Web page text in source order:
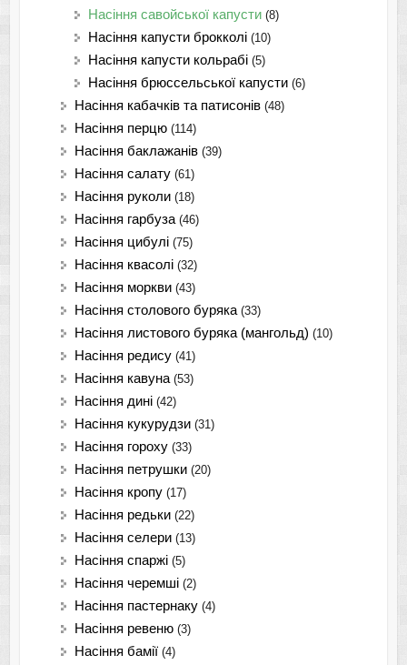
Насіння савойської капусти (8)
Насіння капусти брокколі (10)
Насіння капусти кольрабі (5)
Насіння брюссельської капусти (6)
Насіння кабачків та патисонів (48)
Насіння перцю (114)
Насіння баклажанів (39)
Насіння салату (61)
Насіння руколи (18)
Насіння гарбуза (46)
Насіння цибулі (75)
Насіння квасолі (32)
Насіння моркви (43)
Насіння столового буряка (33)
Насіння листового буряка (мангольд) (10)
Насіння редису (41)
Насіння кавуна (53)
Насіння дині (42)
Насіння кукурудзи (31)
Насіння гороху (33)
Насіння петрушки (20)
Насіння кропу (17)
Насіння редьки (22)
Насіння селери (13)
Насіння спаржі (5)
Насіння черемші (2)
Насіння пастернаку (4)
Насіння ревеню (3)
Насіння бамії (4)